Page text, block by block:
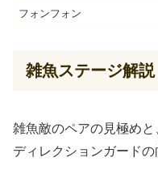
フォンフォン
雑魚ステージ解説
雑魚敵のペアの見極めと
ディレクションガードの